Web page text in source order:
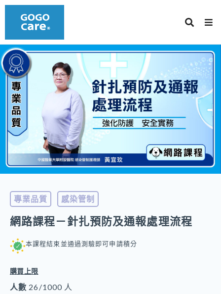
專業品質 感染管制
網路課程－針扎預防及通報處理流程
本課程結束並通過測驗即可申請積分
購買上限
人數 26/1000 人